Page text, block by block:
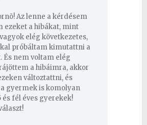
Az lenne a kérdésem
ezeket a hibákat, mint
elég következetes,
próbáltam kimutattni a
És nem voltam elég
a hibáimra, akkor
változtattni, és
gyermek is komolyan
és fél éves gyerekek!